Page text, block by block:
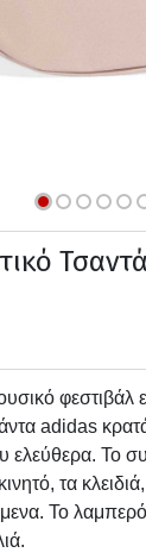
φεστιβάλ
adidas
ελεύθερα. Το
τα
Το